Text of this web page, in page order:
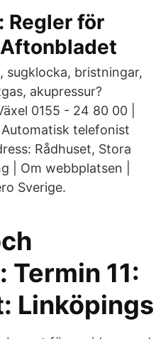
Regler för
sugklocka, bristningar,
akupressur?
0155 - 24 80 00 |
telefonist
Rådhuset, Stora
| Om webbplatsen |
Sverige.
11:
Linköpings